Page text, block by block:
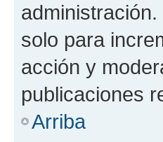
solo para
acción y
publicaciones
Arriba